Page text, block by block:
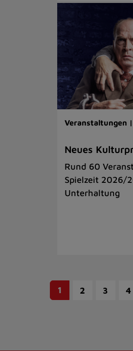
Veranstaltungen |
Neues
Rund 60
Spielzeit 2026/
Unterhaltung
1 2 3 4